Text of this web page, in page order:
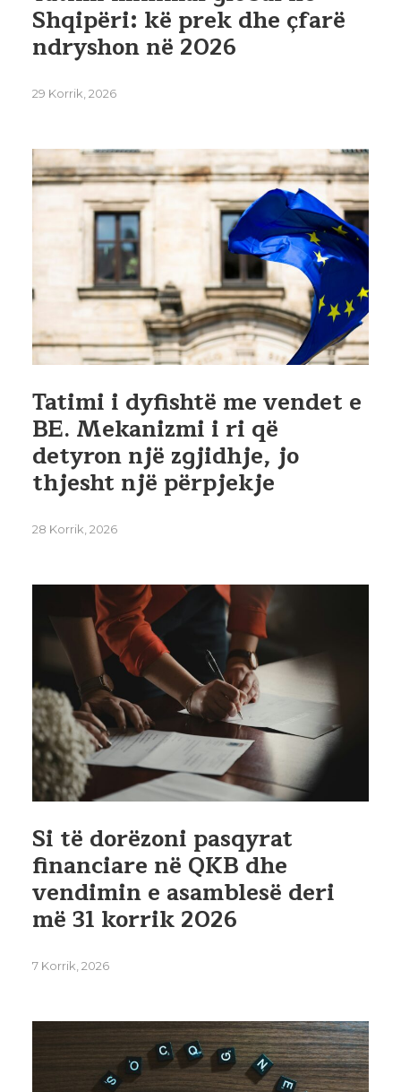
Shqipëri: kë prek dhe çfarë
ndryshon në 2026
29 Korrik, 2026
Tatimi i dyfishtë me vendet e
BE. Mekanizmi i ri që
detyron një zgjidhje, jo
thjesht një përpjekje
28 Korrik, 2026
Si të dorëzoni pasqyrat
financiare në QKB dhe
vendimin e asamblesë deri
më 31 korrik 2026
7 Korrik, 2026